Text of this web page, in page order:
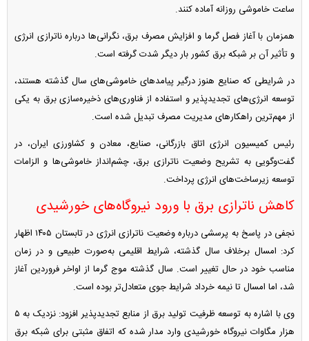
ساعت خاموشی روزانه آماده کنند.
همزمان با آغاز فصل گرما و افزایش مصرف برق، نگرانی‌ها درباره ناترازی انرژی
و تأثیر آن بر شبکه برق کشور بار دیگر شدت گرفته است.
در شرایطی که صنایع هنوز درگیر پیامد‌های خاموشی‌های سال گذشته هستند،
توسعه انرژی‌های تجدیدپذیر و استفاده از فناوری‌های ذخیره‌سازی برق به یکی
از مهم‌ترین راهکار‌های مدیریت مصرف تبدیل شده است.
رئیس کمیسیون انرژی اتاق بازرگانی، صنایع، معادن و کشاورزی ایران، در
گفت‌وگویی به تشریح وضعیت ناترازی برق، چشم‌انداز خاموشی‌ها و الزامات
توسعه زیرساخت‌های انرژی پرداخت.
کاهش ناترازی برق با ورود نیروگاه‌های خورشیدی
نجفی در پاسخ به پرسشی درباره وضعیت ناترازی انرژی در تابستان ۱۴۰۵ اظهار
کرد: امسال برخلاف سال گذشته، شرایط اقلیمی به‌صورت طبیعی و در زمان
مناسب خود در حال تغییر است. سال گذشته موج گرما از اواخر فروردین آغاز
شد، اما امسال تا نیمه خرداد شرایط جوی متعادل‌تر بوده است.
وی با اشاره به توسعه ظرفیت تولید برق از منابع تجدیدپذیر افزود: نزدیک به ۵
هزار مگاوات نیروگاه خورشیدی وارد مدار شده که اتفاق مثبتی برای شبکه برق